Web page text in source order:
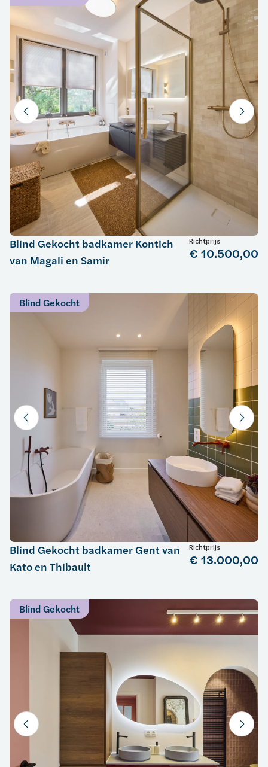
Blind Gekocht badkamer Kontich
van Magali en Samir
Richtprijs
€ 10.500,00
Blind Gekocht
Blind Gekocht badkamer Gent van
Kato en Thibault
Richtprijs
€ 13.000,00
Blind Gekocht